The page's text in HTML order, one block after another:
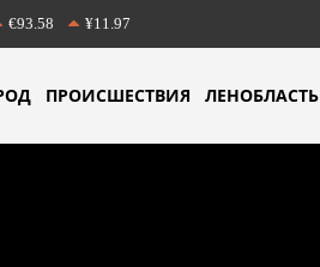
€93.58 ¥11.97
ПРОИСШЕСТВИЯ ЛЕНОБЛАСТЬ